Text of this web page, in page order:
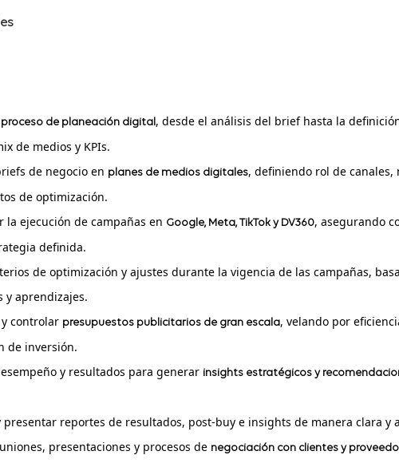
proceso de planeación digital , desde el análisis del brief hasta la
de medios y KPIs.
de negocio en planes de medios digitales, definiendo rol de canales,
de optimización.
la ejecución de campañas en Google, Meta, TikTok y DV360, asegurando
definida.
de optimización y ajustes durante la vigencia de las campañas,
y aprendizajes.
controlar presupuestos publicitarios de gran escala, velando por
de inversión.
y resultados para generar insights estratégicos y
presentar reportes de resultados, post‑buy e insights de manera clara y
presentaciones y procesos de negociación con clientes y